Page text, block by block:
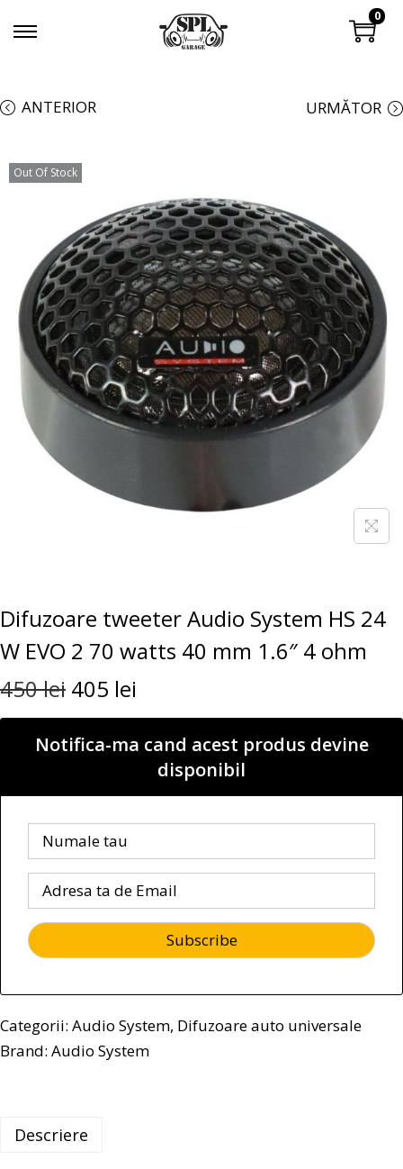
0
ANTERIOR URMĂTOR
Out Of Stock
Difuzoare tweeter Audio System HS 24
W EVO 2 70 watts 40 mm 1.6″ 4 ohm
450lei 405 lei
Notifica-ma cand acest produs devine
disponibil
Categorii: Audio System, Difuzoare auto universale
Brand: Audio System
Descriere